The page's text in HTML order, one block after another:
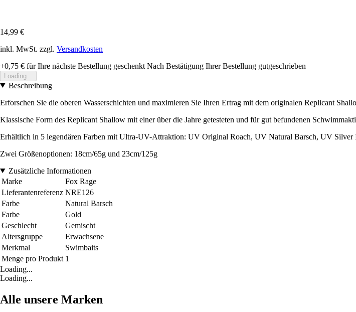
14,99 €
inkl. MwSt. zzgl. Versandkosten
+0,75 € für Ihre nächste Bestellung geschenkt Nach Bestätigung Ihrer Bestellung gutgeschrieben
Loading...
Beschreibung
Erforschen Sie die oberen Wasserschichten und maximieren Sie Ihren Ertrag mit dem originalen Replicant
Klassische Form des Replicant Shallow mit einer über die Jahre getesteten und für gut befundenen
Erhältlich in 5 legendären Farben mit Ultra-UV-Attraktion: UV Original Roach, UV Natural Barsch, UV
Zwei Größenoptionen: 18cm/65g und 23cm/125g
Zusätzliche Informationen
Marke
Fox Rage
Lieferantenreferenz NRE126
Farbe
Natural Barsch
Farbe
Gold
Geschlecht
Gemischt
Altersgruppe
Erwachsene
Merkmal
Swimbaits
Menge pro Produkt 1
Loading...
Loading...
Alle unsere Marken